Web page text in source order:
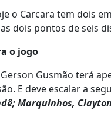
o Carcara tem dois
dois pontos de seis
o jogo
Gusmão terá
E deve escalar a
Marquinhos,